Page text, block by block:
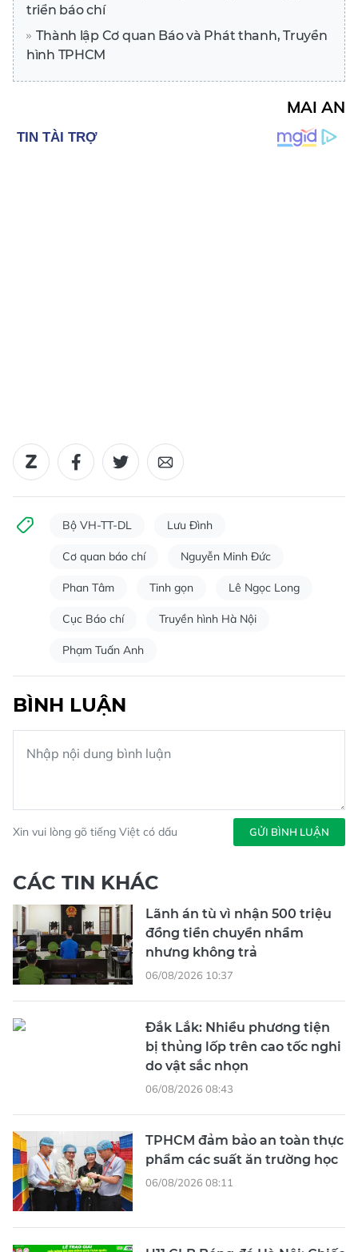
triển báo chí
Thành lập Cơ quan Báo và Phát thanh, Truyền
hình TPHCM
MAI AN
Bộ VH-TT-DL Lưu Đình
Cơ quan báo chí Nguyễn Minh Đức
Phan Tâm Tinh gọn Lê Ngọc Long
Cục Báo chí Truyền hình Hà Nội
Phạm Tuấn Anh
BÌNH LUẬN
Xin vui lòng gõ tiếng Việt có dấu GỬI BÌNH LUẬN
CÁC TIN KHÁC
Lãnh án tù vì nhận 500 triệu
đồng tiền chuyển nhầm
nhưng không trả
06/08/2026 10:37
Đắk Lắk: Nhiều phương tiện
bị thủng lốp trên cao tốc nghi
do vật sắc nhọn
06/08/2026 08:43
TPHCM đảm bảo an toàn thực
phẩm các suất ăn trường học
06/08/2026 08:11